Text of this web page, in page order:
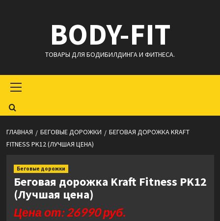
BODY-FIT
ТОВАРЫ ДЛЯ БОДИБИЛДИНГА И ФИТНЕСА.
меню
ГЛАВНАЯ БЕГОВЫЕ ДОРОЖКИ
БЕГОВАЯ ДОРОЖКА KRAFT
FITNESS PK12 (ЛУЧШАЯ ЦЕНА)
Беговые дорожки
Беговая дорожка Kraft Fitness PK12
(Лучшая цена)
Цена от: 26990 руб.